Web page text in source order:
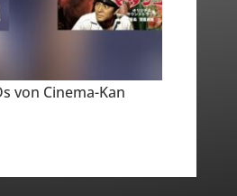
von Cinema-Kan